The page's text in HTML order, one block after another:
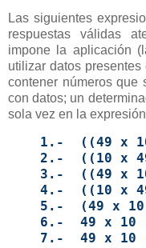
Las siguientes
respuestas válidas
impone la aplicación
utilizar datos
contener números que
con datos; un
sola vez en la
1.- ((49 x
2.- ((10 x
3.- ((49 x
4.- ((10 x
5.- (49 x
6.- 49 x 10
7.- 49 x 10